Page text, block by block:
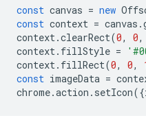
const canvas = new
const context = canvas .
context.clearRect(0, 0,
context. fillStyle =
context. fillRect(0, 0,
const imageData =
chrome.action . setIcon({